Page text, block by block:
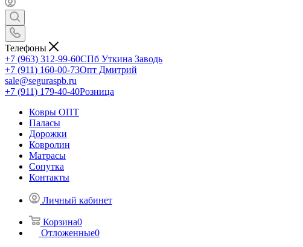
Телефоны
+7 (963) 312-99-60СПб Уткина Заводь
+7 (911) 160-00-73Опт Дмитрий
sale@seguraspb.ru
+7 (911) 179-40-40Розница
Ковры ОПТ
Паласы
Дорожки
Ковролин
Матрасы
Сопутка
Контакты
Личный кабинет
Корзина0
Отложенные0